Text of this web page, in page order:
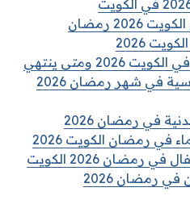
رمضان
2026
ومتى ينتهي
توقيت الحصص المدرسية في شهر رمضان 2026
في رمضان 2026
في رمضان الكويت 2026
رمضان 2026 الكويت
رمضان 2026